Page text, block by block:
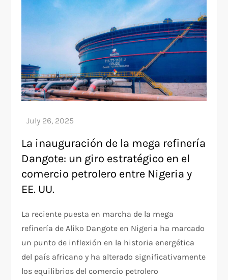
La inauguración de la mega refinería
Dangote: un giro estratégico en el
comercio petrolero entre Nigeria y
EE. UU.
La reciente puesta en marcha de la mega
refinería de Aliko Dangote en Nigeria ha marcado
un punto de inflexión en la historia energética
del país africano y ha alterado significativamente
los equilibrios del comercio petrolero